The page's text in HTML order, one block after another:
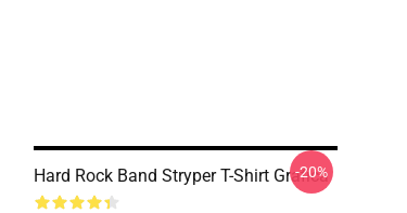
Hard Rock Band Stryper T-Shirt Grafica
-20%